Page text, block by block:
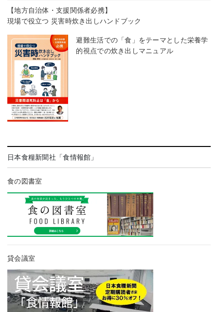
【地方自治体・支援関係者必携】
現場で役立つ 災害時炊き出しハンドブック
避難生活での「食」をテーマとした栄養学
的視点での炊き出しマニュアル
日本食糧新聞社「食情報館」
食の図書室
貸会議室